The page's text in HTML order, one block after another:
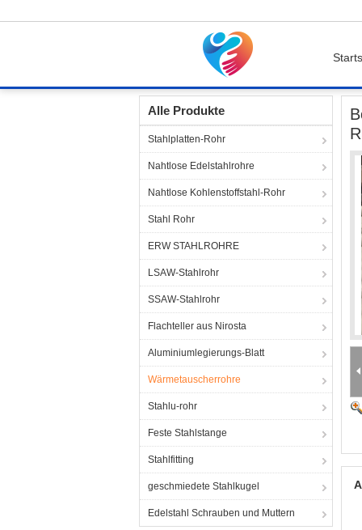
Alle Produkte
Stahlplatten-Rohr
Nahtlose Edelstahlrohre
Nahtlose Kohlenstoffstahl-Rohr
Stahl Rohr
ERW STAHLROHRE
LSAW-Stahlrohr
SSAW-Stahlrohr
Flachteller aus Nirosta
Aluminiumlegierungs-Blatt
Wärmetauscherrohre
Stahlu-rohr
Feste Stahlstange
Stahlfitting
geschmiedete Stahlkugel
Edelstahl Schrauben und Muttern